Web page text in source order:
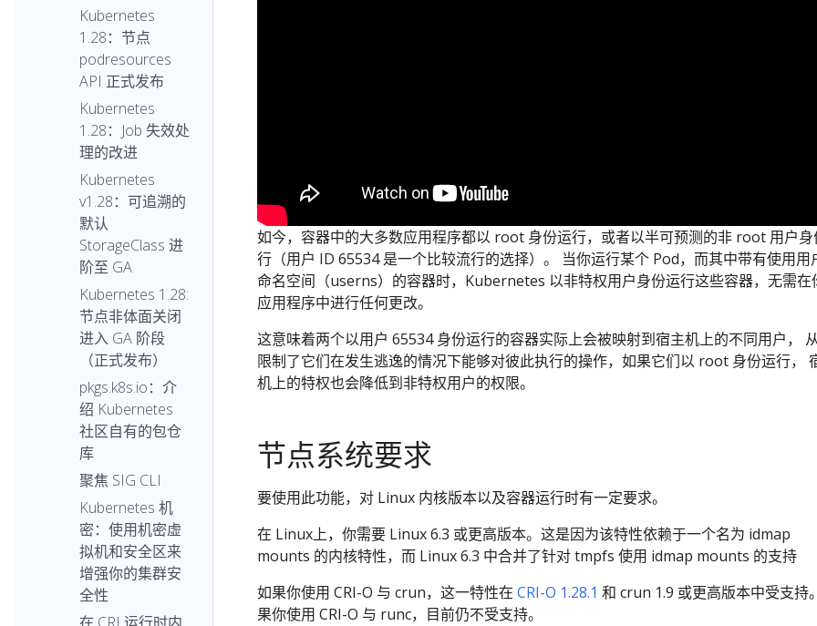
Kubernetes
1.28：节点
podresources
API 正式发布
Kubernetes
1.28：Job 失效处
理的改进
Kubernetes
v1.28：可追溯的
默认
StorageClass 进
阶至 GA
Kubernetes 1.28:
节点非体面关闭
进入 GA 阶段
（正式发布）
pkgs.k8s.io：介
绍 Kubernetes
社区自有的包仓
库
聚焦 SIG CLI
Kubernetes 机
密：使用机密虚
拟机和安全区来
增强你的集群安
全性
如今，容器中的大多数应用程序都以 root 身份运行，或者以半可预测的非 root 用户身
行（用户 ID 65534 是一个比较流行的选择）。 当你运行某个 Pod，而其中带有使用用
命名空间（userns）的容器时，Kubernetes 以非特权用户身份运行这些容器，无需在
应用程序中进行任何更改。
这意味着两个以用户 65534 身份运行的容器实际上会被映射到宿主机上的不同用户，
限制了它们在发生逃逸的情况下能够对彼此执行的操作，如果它们以 root 身份运行，
机上的特权也会降低到非特权用户的权限。
节点系统要求
要使用此功能，对 Linux 内核版本以及容器运行时有一定要求。
在 Linux上，你需要 Linux 6.3 或更高版本。这是因为该特性依赖于一个名为 idmap
mounts 的内核特性，而 Linux 6.3 中合并了针对 tmpfs 使用 idmap mounts 的支持
如果你使用 CRI-O 与 crun，这一特性在 CRI-O 1.28.1 和 crun 1.9 或更高版本中受支持
果你使用 CRI-O 与 runc，目前仍不受支持。